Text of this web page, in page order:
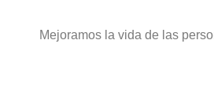
Mejoramos la vida de las